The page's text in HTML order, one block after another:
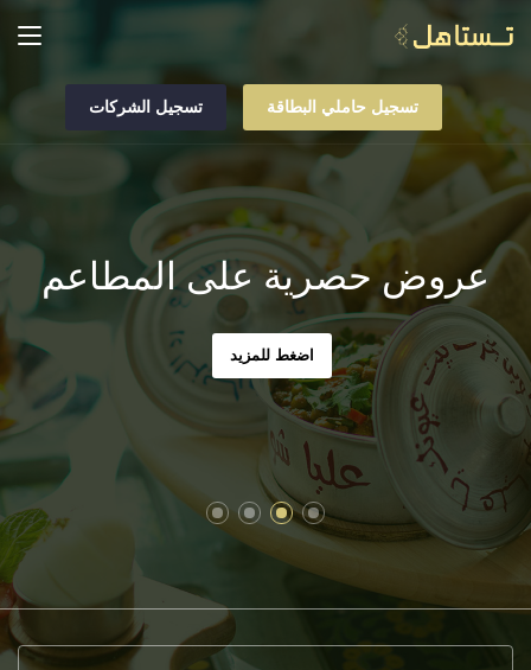
تسجيل حاملي البطاقة تسجيل الشركات